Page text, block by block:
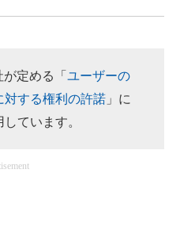
定める「 ユーザーの
対する権利の許諾 」に
ています。